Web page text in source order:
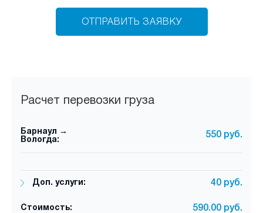
Расчет перевозки груза
Барнаул →
Вологда:
550 руб.
Доп. услуги: 40 руб.
Стоимость: 590.00 руб.